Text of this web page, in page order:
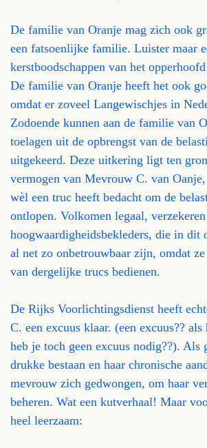
De familie van Oranje mag zich ook
een fatsoenlijke familie. Luister maar
kerstboodschappen van het
De familie van Oranje heeft het ook
omdat er zoveel Langewischjes in
Zodoende kunnen aan de familie van
toelagen uit de opbrengst van de
uitgekeerd. Deze uitkering ligt ten
vermogen van Mevrouw C. van
wèl een truc heeft bedacht om de
ontlopen. Volkomen legaal,
hoogwaardigheidsbekleders, die in
al net zo onbetrouwbaar zijn, omdat
van dergelijke trucs bedienen.
De Rijks Voorlichtingsdienst heeft
C. een excuus klaar. (een excuus??
heb je toch geen excuus nodig??). Als
drukke bestaan en haar chronische
mevrouw zich gedwongen, om haar
beheren. Wat een kutverhaal! Maar
heel leerzaam: